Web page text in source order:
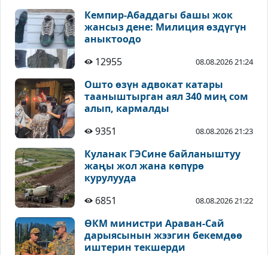
Кемпир-Абаддагы башы жок
жансыз дене: Милиция өздүгүн
аныктоодо
12955
08.08.2026 21:24
Ошто өзүн адвокат катары
тааныштырган аял 340 миң сом
алып, кармалды
9351
08.08.2026 21:23
Куланак ГЭСине байланыштуу
жаңы жол жана көпүрө
курулууда
6851
08.08.2026 21:22
ӨКМ министри Араван-Сай
дарыясынын жээгин бекемдөө
иштерин текшерди